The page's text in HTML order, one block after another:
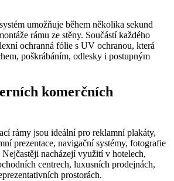
umožňuje během několika sekund
rámu ze stěny. Součástí každého
ochranná fólie s UV ochranou, která
poškrábáním, odlesky i postupným
komerčních
rámy jsou ideální pro reklamní plakáty,
prezentace, navigační systémy, fotografie
nacházejí využití v hotelech,
centrech, luxusních prodejnách,
prostorách.